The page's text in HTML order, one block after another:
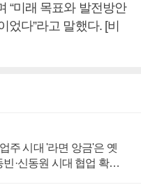
“미래 목표와 발전방안
다”라고 말했다. [비
주 시대 '라면 앙금'은 옛
빈·신동원 시대 협업 확대